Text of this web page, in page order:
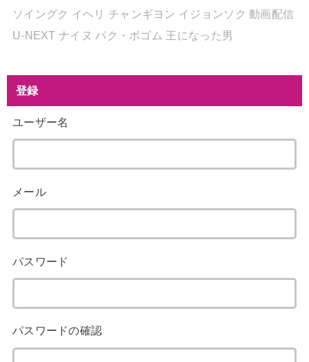
ソイングク イヘリ チャンギヨン イジョンソク 動画配信
U-NEXT ナイヌ パク・ボゴム 王になった男
登録
ユーザー名
メール
パスワード
パスワードの確認